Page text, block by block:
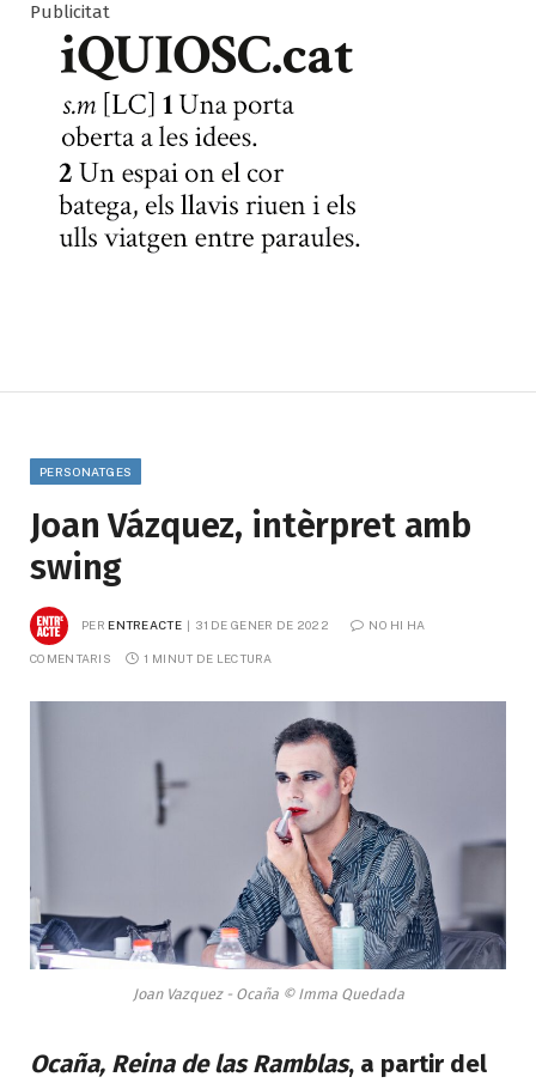
Publicitat
PERSONATGES
Joan Vázquez, intèrpret amb
swing
PER ENTREACTE 31 DE GENER DE 2022 NO HI HA
COMENTARIS 1 MINUT DE LECTURA
Joan Vazquez - Ocaña © Imma Quedada
Ocaña, Reina de las Ramblas, a partir del